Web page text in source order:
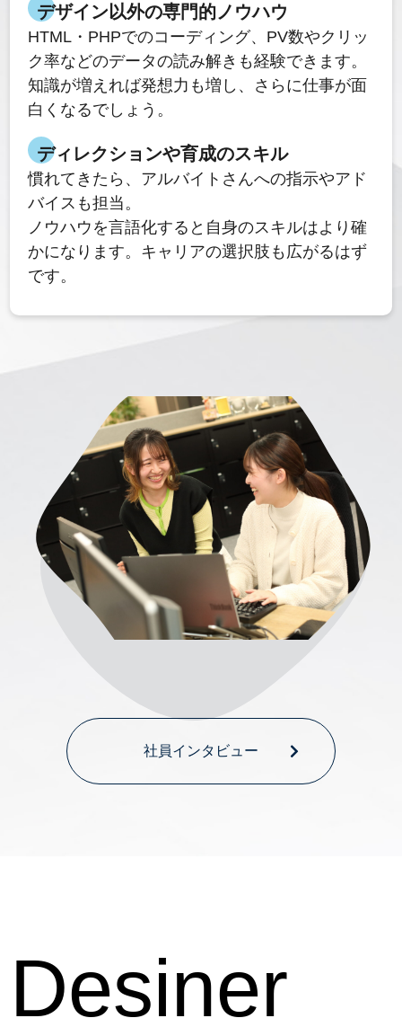
デザイン以外の専門的ノウハウ
HTML・PHPでのコーディング、PV数やクリッ
ク率などのデータの読み解きも経験できます。
知識が増えれば発想力も増し、さらに仕事が面
白くなるでしょう。
ディレクションや育成のスキル
慣れてきたら、アルバイトさんへの指示やアド
バイスも担当。
ノウハウを言語化すると自身のスキルはより確
かになります。キャリアの選択肢も広がるはず
です。
社員インタビュー